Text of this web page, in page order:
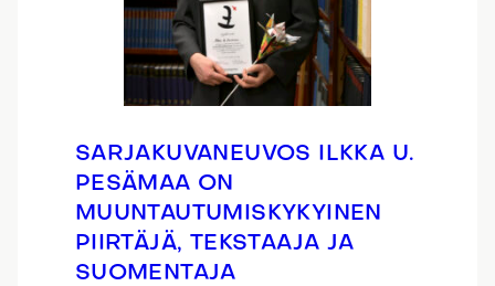
SARJAKUVANEUVOS ILKKA U.
PESÄMAA ON
MUUNTAUTUMISKYKYINEN
PIIRTÄJÄ, TEKSTAAJA JA
SUOMENTAJA